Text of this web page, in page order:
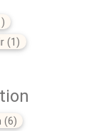
)
(1)
(6)